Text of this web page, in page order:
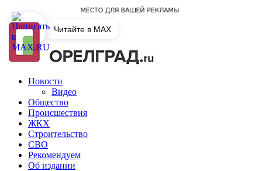
Новости
Видео
Общество
Происшествия
ЖКХ
Строительство
СВО
Рекомендуем
Об издании
Читайте в MAX